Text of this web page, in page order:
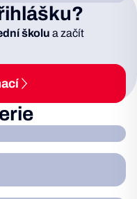
školu a začít